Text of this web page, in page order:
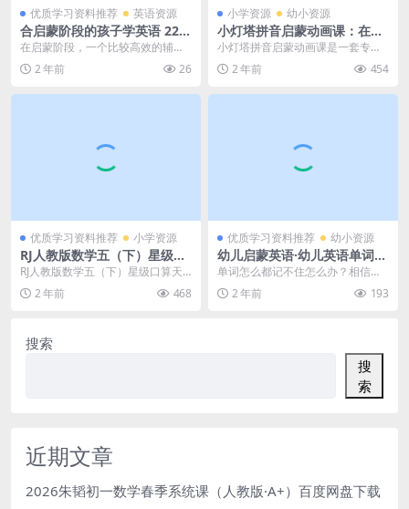
优质学习资料推荐 英语资源
合启蒙阶段的孩子学英语 22套
油管热门幼儿生活闪卡，陪娃
学英文必备 高清PDF 百度网
盘下载
在启蒙阶段，一个比较高效的辅助
工具，就是英文闪卡。苗苗上幼儿
园的时候，大约11年...
2 年前 26
小学资源 幼小资源
小灯塔拼音启蒙动画课：在游
戏中成为拼音小达人 幼小衔接
拼音学习动画课程资源百度网
盘下载
小灯塔拼音启蒙动画课是一套专为
幼小衔接阶段的孩子们设计的拼音
学习课程，旨在通过游...
2 年前 454
优质学习资料推荐 小学资源
RJ人教版数学五（下）星级口
算天天练PDF电子版文档下载
，推荐一份五年级下册数学口
算练习题资料
RJ人教版数学五（下）星级口算天
天练PDF电子版文档下载提供了一
份专为五年级下册...
2 年前 468
优质学习资料推荐 幼小资源
幼儿启蒙英语·幼儿英语单词速
记（66集）MP4视频，百度网
盘下载
单词怎么都记不住怎么办？相信这
是很多家长都头疼的问题。很多家
长发现，在给孩子进行...
2 年前 193
搜索
搜
索
近期文章
2026朱韬初一数学春季系统课（人教版·A+）百度网盘下载